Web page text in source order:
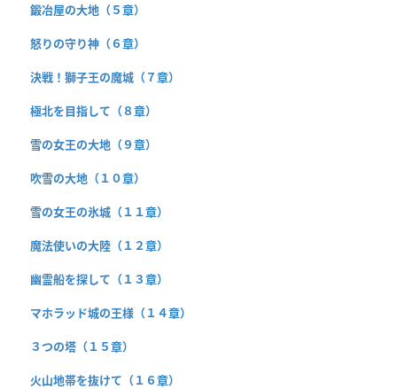
鍛冶屋の大地（５章）
怒りの守り神（６章）
決戦！獅子王の魔城（７章）
極北を目指して（８章）
雪の女王の大地（９章）
吹雪の大地（１０章）
雪の女王の氷城（１１章）
魔法使いの大陸（１２章）
幽霊船を探して（１３章）
マホラッド城の王様（１４章）
３つの塔（１５章）
火山地帯を抜けて（１６章）